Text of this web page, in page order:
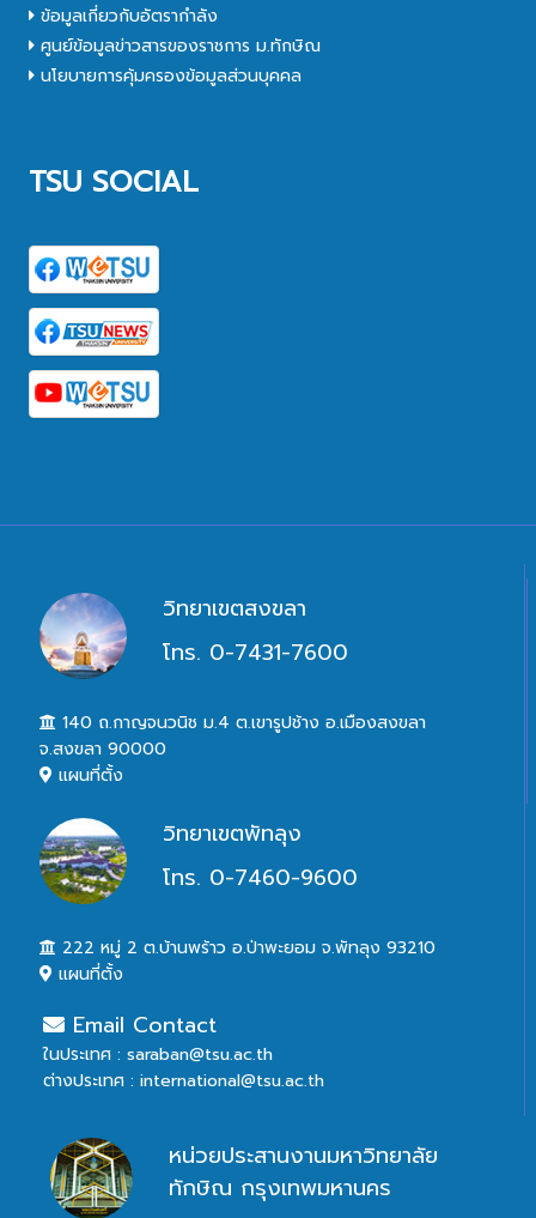
ข้อมูลเกี่ยวกับอัตรากำลัง
ศูนย์ข้อมูลข่าวสารของราชการ ม.ทักษิณ
นโยบายการคุ้มครองข้อมูลส่วนบุคคล
TSU SOCIAL
วิทยาเขตสงขลา
โทร. 0-7431-7600
140 ถ.กาญจนวนิช ม.4 ต.เขารูปช้าง อ.เมืองสงขลา
จ.สงขลา 90000
แผนที่ตั้ง
วิทยาเขตพัทลุง
โทร. 0-7460-9600
222 หมู่ 2 ต.บ้านพร้าว อ.ป่าพะยอม จ.พัทลุง 93210
แผนที่ตั้ง
Email Contact
ในประเทศ : saraban@tsu.ac.th
ต่างประเทศ : international@tsu.ac.th
หน่วยประสานงานมหาวิทยาลัย
ทักษิณ กรุงเทพมหานคร